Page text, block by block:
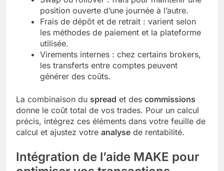
position ouverte d’une journée à l’autre.
Frais de dépôt et de retrait : varient selon
les méthodes de paiement et la plateforme
utilisée.
Virements internes : chez certains brokers,
les transferts entre comptes peuvent
générer des coûts.
La combinaison du spread et des commissions
donne le coût total de vos trades. Pour un calcul
précis, intégrez ces éléments dans votre feuille de
calcul et ajustez votre analyse de rentabilité.
Intégration de l’aide MAKE pour